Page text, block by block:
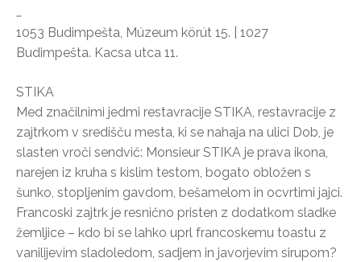
…
1053 Budimpešta, Múzeum körút 15. | 1027
Budimpešta. Kacsa utca 11.
STIKA
Med značilnimi jedmi restavracije STIKA, restavracije z
zajtrkom v središču mesta, ki se nahaja na ulici Dob, je
slasten vroči sendvič: Monsieur STIKA je prava ikona,
narejen iz kruha s kislim testom, bogato obložen s
šunko, stopljenim gavdom, bešamelom in ocvrtimi jajci.
Francoski zajtrk je resnično pristen z dodatkom sladke
žemljice – kdo bi se lahko uprl francoskemu toastu z
vanilijevim sladoledom, sadjem in javorjevim sirupom?